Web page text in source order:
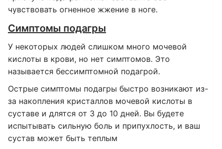
чувствовать огненное жжение в ноге.
Симптомы подагры
У некоторых людей слишком много мочевой
кислоты в крови, но нет симптомов. Это
называется бессимптомной подагрой.
Острые симптомы подагры быстро возникают из-
за накопления кристаллов мочевой кислоты в
суставе и длятся от 3 до 10 дней. Вы будете
испытывать сильную боль и припухлость, и ваш
сустав может быть теплым